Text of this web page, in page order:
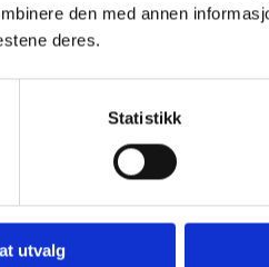
den med annen
deres.
Statistikk
utvalg